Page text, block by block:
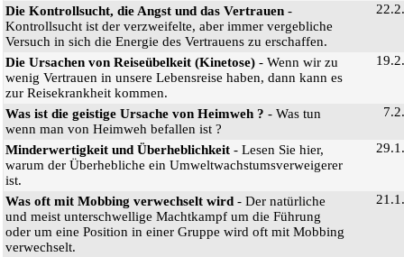
Die Kontrollsucht, die Angst und das Vertrauen -
Kontrollsucht ist der verzweifelte, aber immer vergebliche
Versuch in sich die Energie des Vertrauens zu erschaffen.
Die Ursachen von Reiseübelkeit (Kinetose) - Wenn wir zu
wenig Vertrauen in unsere Lebensreise haben, dann kann es
zur Reisekrankheit kommen.
Was ist die geistige Ursache von Heimweh ? - Was tun
wenn man von Heimweh befallen ist ?
Minderwertigkeit und Überheblichkeit - Lesen Sie hier,
warum der Überhebliche ein Umweltwachstumsverweigerer
ist.
Was oft mit Mobbing verwechselt wird - Der natürliche
und meist unterschwellige Machtkampf um die Führung
oder um eine Position in einer Gruppe wird oft mit Mobbing
verwechselt.